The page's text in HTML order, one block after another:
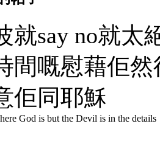
就say no就太
間嘅慰藉佢
佢同耶穌
God is but the Devil is in the details